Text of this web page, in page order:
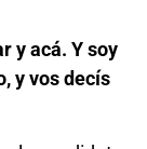
y acá. Y soy
y vos decís